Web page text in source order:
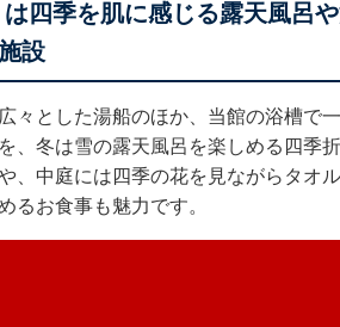
四季を肌に感じる露天風呂
設
々とした湯船のほか、当館の浴槽で
、冬は雪の露天風呂を楽しめる四季
、中庭には四季の花を見ながらタオ
るお食事も魅力です。